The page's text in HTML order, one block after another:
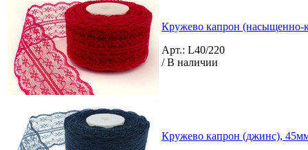
Кружево капрон (насыщенно-
Арт.: L40/220
/ В наличии
Кружево капрон (джинс),